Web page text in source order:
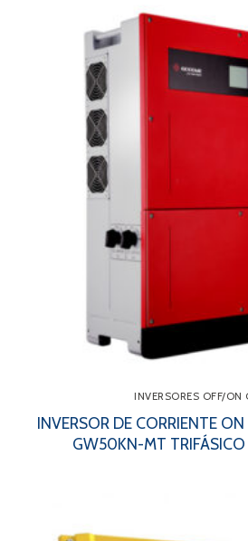
INVERSORES OFF/ON
INVERSOR DE CORRIENTE
GW50KN-MT